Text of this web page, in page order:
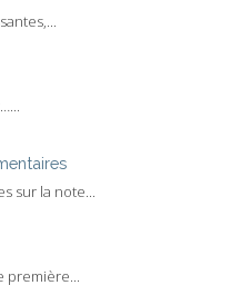
sur la note...
première...